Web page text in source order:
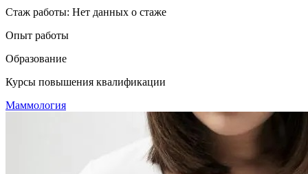
Стаж работы: Нет данных о стаже
Опыт работы
Образование
Курсы повышения квалификации
Маммология